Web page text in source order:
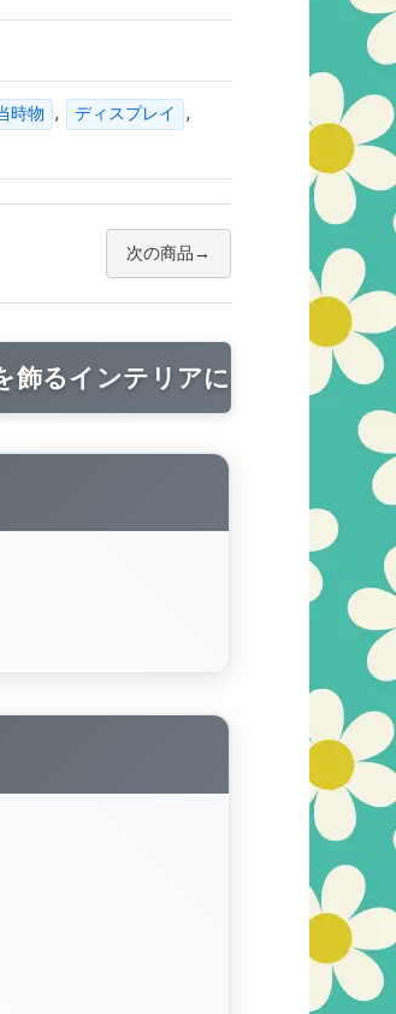
時物 , ディスプレイ ,
次の商品
飾るインテリアに